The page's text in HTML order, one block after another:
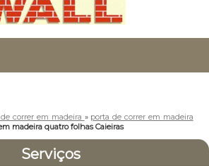
correr em madeira » porta de correr em madeira
madeira quatro folhas Caieiras
Serviços